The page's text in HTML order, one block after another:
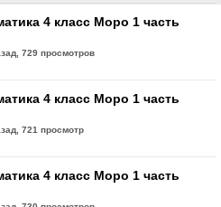
4 класс Моро 1 часть
729 просмотров
4 класс Моро 1 часть
721 просмотр
4 класс Моро 1 часть